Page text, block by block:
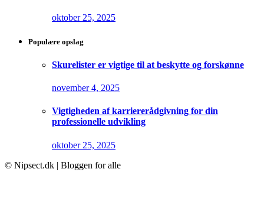
oktober 25, 2025
Populære opslag
Skurelister er vigtige til at beskytte og forskønne
november 4, 2025
Vigtigheden af karriererådgivning for din
professionelle udvikling
oktober 25, 2025
© Nipsect.dk | Bloggen for alle